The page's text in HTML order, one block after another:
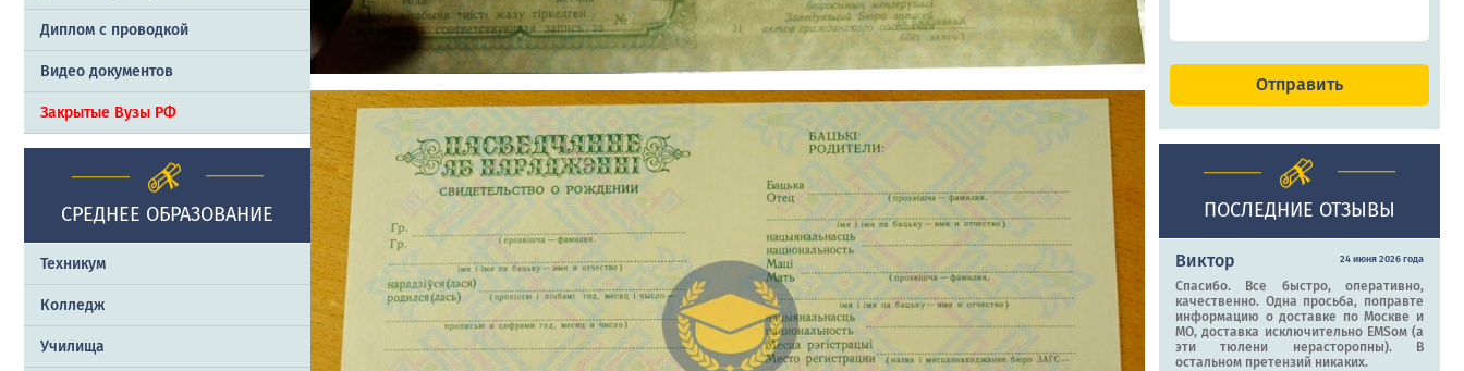
Диплом с проводкой
Видео документов
Закрытые Вузы РФ
СРЕДНЕЕ ОБРАЗОВАНИЕ
Техникум
Колледж
Училища
ПОСЛЕДНИЕ ОТЗЫВЫ
Виктор 24 июня 2026 года
Спасибо. Все быстро, оперативно,
качественно. Одна просьба, поправте
информацию о доставке по Москве и
МО, доставка исключительно EMSом (а
эти тюлени нерасторопны). В
остальном претензий никаких.